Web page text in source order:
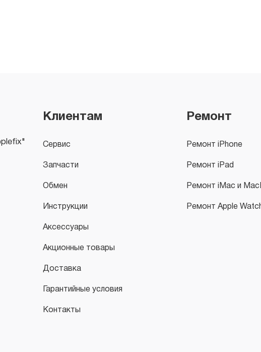
Клиентам
Сервис
Запчасти
Обмен
Инструкции
Аксессуары
Акционные товары
Доставка
Гарантийные условия
Контакты
Ремонт
Ремонт iPhone
Ремонт iPad
Ремонт iMac и
Ремонт Apple